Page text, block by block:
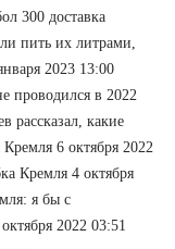
300 доставка
пить их литрами,
2023 13:00
проводился в 2022
рассказал, какие
6 октября 2022
Кремля 4 октября
я бы с
2022 03:51